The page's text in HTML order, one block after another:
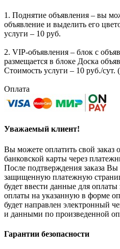
1. Поднятие объявления – вы
объявление и выделить его
услуги – 10 руб.
2. VIP-объявления – блок с
размещается в блоке Доска
Стоимость услуги – 10 руб./сут.
Оплата
Уважаемый клиент!
Вы можете оплатить свой
банковской карты через
После подтверждения заказа Вы
защищенную платежную
будет ввести данные для
оплаты на указанную в форме
будет направлен электронный
и данными по произведенной
Гарантии безопасности